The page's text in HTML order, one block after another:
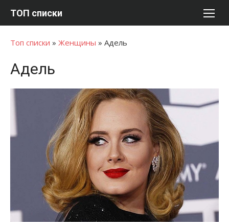
ТОП списки
Топ списки » Женщины » Адель
Адель